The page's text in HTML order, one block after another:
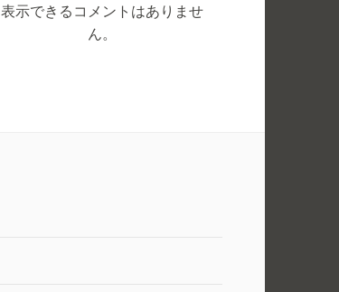
表示できるコメントはありませ
ん。